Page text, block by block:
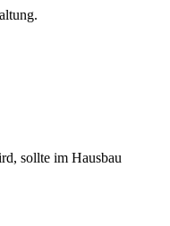
sollte im Hausbau